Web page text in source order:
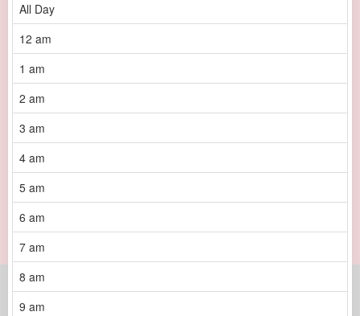
All Day
12 am
1 am
2 am
3 am
4 am
5 am
6 am
7 am
8 am
9 am